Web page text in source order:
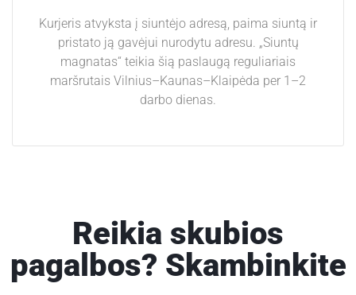
Kurjeris atvyksta į siuntėjo adresą, paima siuntą ir
pristato ją gavėjui nurodytu adresu. „Siuntų
magnatas“ teikia šią paslaugą reguliariais
maršrutais Vilnius–Kaunas–Klaipėda per 1–2
darbo dienas.
Reikia skubios
pagalbos? Skambinkite